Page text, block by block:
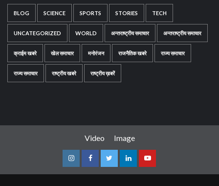
BLOG SCIENCE SPORTS STORIES TECH
UNCATEGORIZED WORLD अन्तराष्ट्रीय समाचार अन्तराष्ट्रीय समाचार
क्राईम खबरे खेल समाचार मनोरंजन राजनैतिक खबरे राज्य समाचार
राज्य समाचार राष्ट्रीय खबरे राष्ट्रीय ख़बरें
Video Image
InstagramFacebookTwitterLinkedinYoutube